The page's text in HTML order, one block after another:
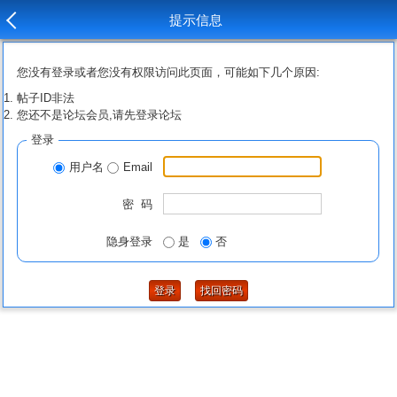
提示信息
您没有登录或者您没有权限访问此页面，可能如下几个原因:
帖子ID非法
您还不是论坛会员,请先登录论坛
登录
用户名 Email
密 码
隐身登录 是 否